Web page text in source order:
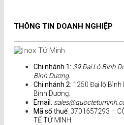
THÔNG TIN DOANH NGHIỆP
Chi nhánh 1: 39 Đại Lộ Bình
Bình Dương.
Chi nhánh 2: 1250 Đại lộ Bình
Bình Dương.
Email:
Mã số thuế: 3701657293 –
TẾ TỨ MINH